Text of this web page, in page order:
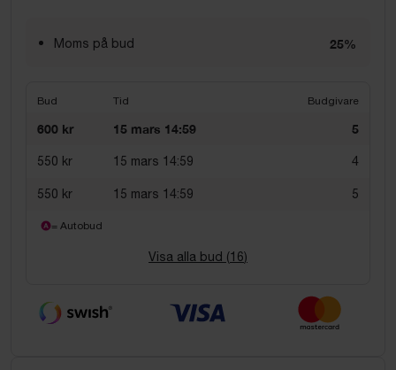
Moms på bud 25%
Bud Tid Budgivare
600 kr 15 mars 14:59 5
550 kr 15 mars 14:59 4
550 kr 15 mars 14:59 5
= Autobud
Visa alla bud (16)